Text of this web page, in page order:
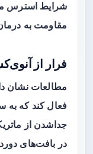
شرایط استرس
مقاومت به
فرار از
فعال کند که به
جداشدن از
در بافت‌های